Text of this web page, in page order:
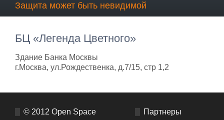
Защита может быть невидимой
БЦ «Легенда Цветного»
Здание Банка Москвы
г.Москва, ул.Рождественка, д.7/15, стр 1,2
© 2012 Open Space Партнеры